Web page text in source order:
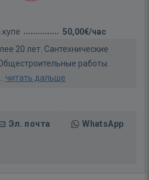
50,00€/час
20 лет. Сантехнические
работы.
читать дальше
Эл. почта WhatsApp